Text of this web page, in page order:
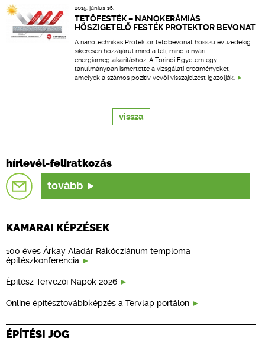
2015. június 16.
TETŐFESTÉK – NANOKERÁMIÁS
HŐSZIGETELŐ FESTÉK PROTEKTOR BEVONAT
A nanotechnikás Protektor tetőbevonat hosszú évtizedekig
sikeresen hozzájárul mind a téli, mind a nyári
energiamegtakarításhoz. A Torinói Egyetem egy
tanulmányban ismertette a vizsgálati eredményeket,
amelyek a számos pozitív vevői visszajelzést igazolják.
vissza
hírlevél-feliratkozás
tovább
KAMARAI KÉPZÉSEK
100 éves Árkay Aladár Rákócziánum temploma
építészkonferencia
Építész Tervezői Napok 2026
Online építésztovábbképzés a Tervlap portálon
ÉPÍTÉSI JOG